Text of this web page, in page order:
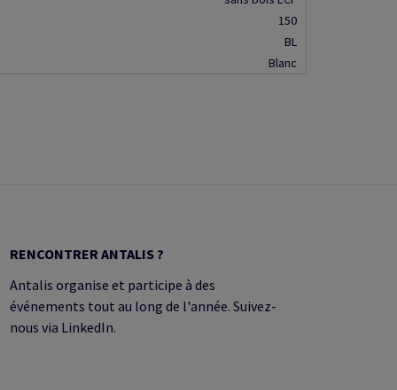
150
BL
Blanc
RENCONTRER ANTALIS ?
Antalis organise et participe à des
événements tout au long de l'année. Suivez-
nous via LinkedIn.